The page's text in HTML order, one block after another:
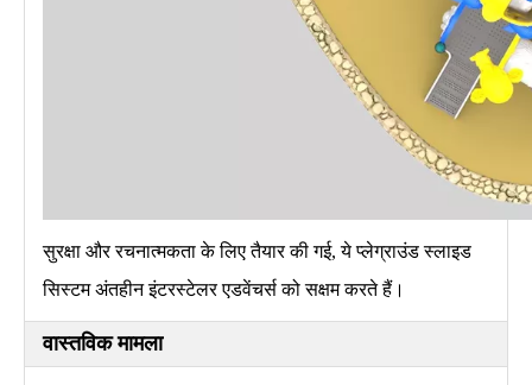
सुरक्षा और रचनात्मकता के लिए तैयार की गई, ये प्लेग्राउंड स्लाइड
सिस्टम अंतहीन इंटरस्टेलर एडवेंचर्स को सक्षम करते हैं।
वास्तविक मामला